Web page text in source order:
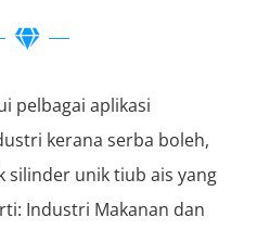
pelbagai aplikasi
kerana serba boleh,
silinder unik tiub ais yang
Industri Makanan dan